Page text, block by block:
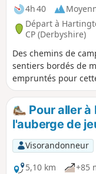
4h 40
Départ à
CP (Derbyshire)
Des chemins de
sentiers bordés de
empruntés pour
du village animé de
entièrement dans
partie de la balade,
sur le Staffordshire
nombreux éléments
District, notamment
supérieure de la
Pour aller à
l'auberge de
Visorandonneur
5,10 km
+85